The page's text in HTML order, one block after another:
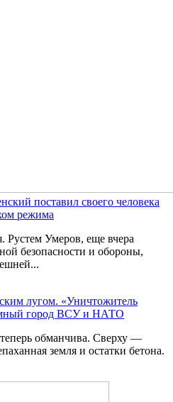
поставил своего человека
режима
Рустем Умеров, еще вчера
безопасности и обороны,
лугом. «Уничтожитель
город ВСУ и НАТО
обманчива. Сверху —
земля и остатки бетона.